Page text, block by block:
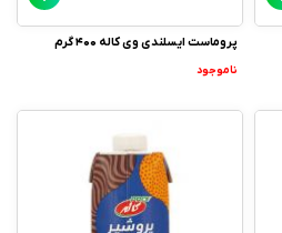
پروماست ایسلندی وی کاله 400 گرم
ناموجود